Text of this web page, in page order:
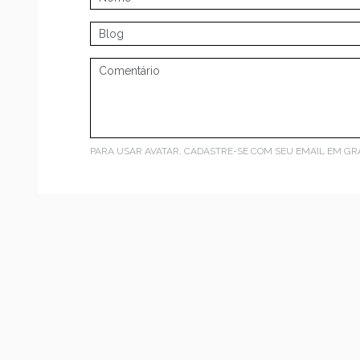
PARA USAR AVATAR, CADASTRE-SE COM SEU EMAIL EM